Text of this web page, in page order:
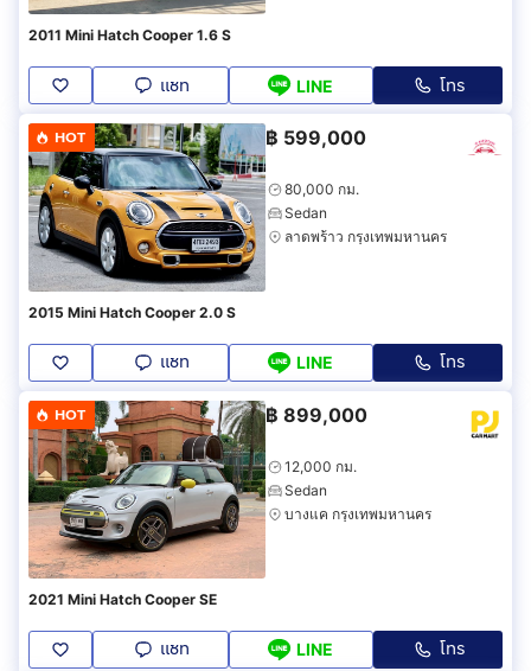
2011 Mini Hatch Cooper 1.6 S
แชท LINE โทร
HOT ฿ 599,000
80,000 กม.
Sedan
ลาดพร้าว กรุงเทพมหานคร
2015 Mini Hatch Cooper 2.0 S
แชท LINE โทร
HOT ฿ 899,000
12,000 กม.
Sedan
บางแค กรุงเทพมหานคร
2021 Mini Hatch Cooper SE
แชท LINE โทร